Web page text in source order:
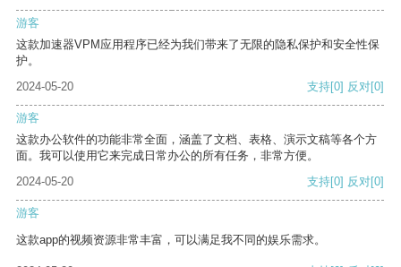
游客
这款加速器VPM应用程序已经为我们带来了无限的隐私保护和安全性保
护。
2024-05-20
支持[0] 反对[0]
游客
这款办公软件的功能非常全面，涵盖了文档、表格、演示文稿等各个方
面。我可以使用它来完成日常办公的所有任务，非常方便。
2024-05-20
支持[0] 反对[0]
游客
这款app的视频资源非常丰富，可以满足我不同的娱乐需求。